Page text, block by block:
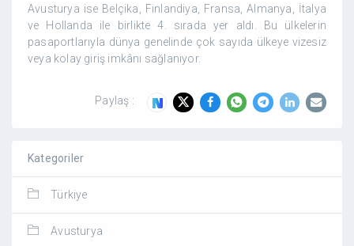
Avusturya ise Belçika, Finlandiya, Fransa, Almanya, İtalya
ve Hollanda ile birlikte 4. sırada yer aldı. Bu ülkelerin
pasaportlarıyla dünya genelinde çok sayıda ülkeye vizesiz
veya kolay giriş imkânı sağlanıyor.
Paylaş :
Kategoriler
Türkiye
Avusturya